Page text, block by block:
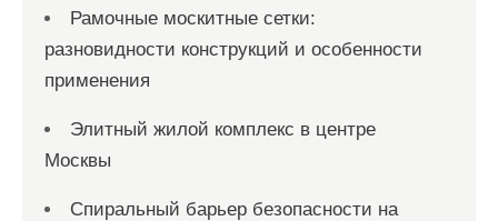
Рамочные москитные сетки:
разновидности конструкций и особенности
применения
Элитный жилой комплекс в центре
Москвы
Спиральный барьер безопасности на